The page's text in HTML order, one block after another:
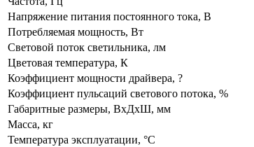
Напряжение питания постоянного тока, В
Потребляемая мощность, Вт
Световой поток светильника, лм
Цветовая температура, К
Коэффициент мощности драйвера, ?
Коэффициент пульсаций светового потока, %
Габаритные размеры, ВхДхШ, мм
Масса, кг
Температура эксплуатации, °С